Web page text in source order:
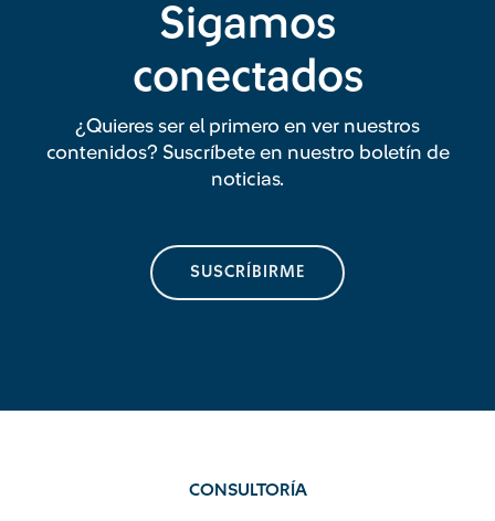
Sigamos
conectados
¿Quieres ser el primero en ver nuestros
contenidos? Suscríbete en nuestro boletín de
noticias.
SUSCRÍBIRME
CONSULTORÍA